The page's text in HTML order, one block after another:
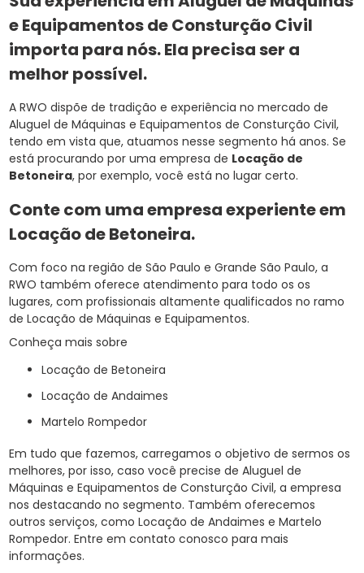
e Equipamentos de Consturção Civil
importa para nós. Ela precisa ser a
melhor possível.
A RWO dispõe de tradição e experiência no mercado de
Aluguel de Máquinas e Equipamentos de Consturção Civil,
tendo em vista que, atuamos nesse segmento há anos. Se
está procurando por uma empresa de Locação de
Betoneira, por exemplo, você está no lugar certo.
Conte com uma empresa experiente em
Locação de Betoneira.
Com foco na região de São Paulo e Grande São Paulo, a
RWO também oferece atendimento para todo os os
lugares, com profissionais altamente qualificados no ramo
de Locação de Máquinas e Equipamentos.
Conheça mais sobre
Locação de Betoneira
Locação de Andaimes
Martelo Rompedor
Em tudo que fazemos, carregamos o objetivo de sermos os
melhores, por isso, caso você precise de Aluguel de
Máquinas e Equipamentos de Consturção Civil, a empresa
nos destacando no segmento. Também oferecemos
outros serviços, como Locação de Andaimes e Martelo
Rompedor. Entre em contato conosco para mais
informações.